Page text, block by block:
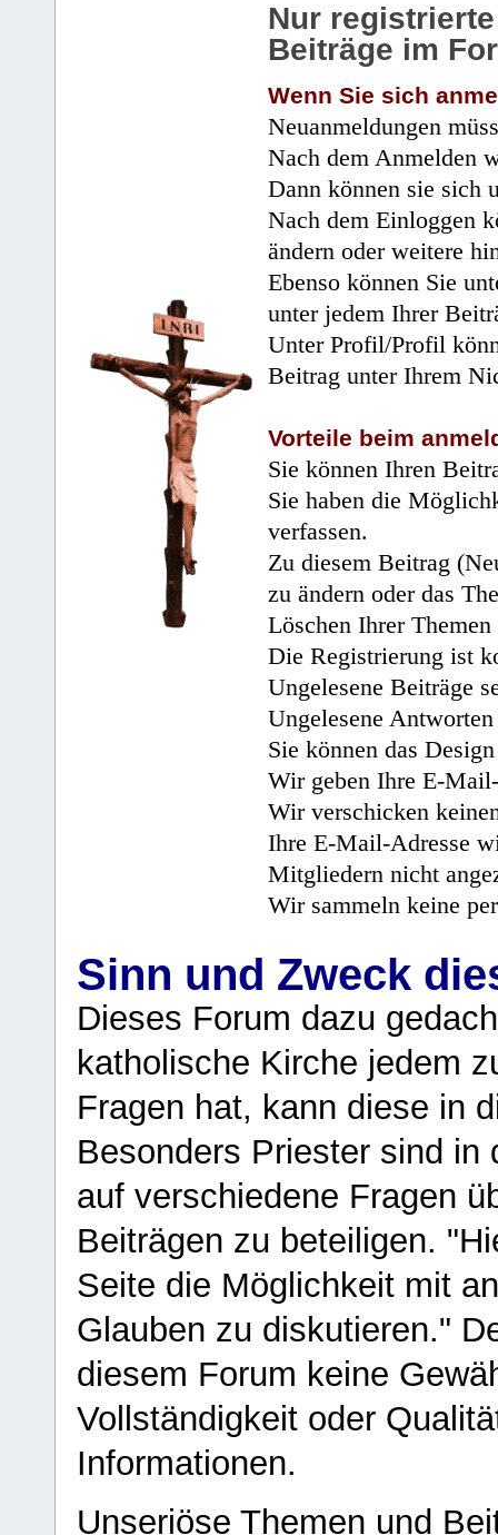
Nur
Beiträge im
Wenn Sie sich
Neuanmeldungen
Nach dem Anmelden
Dann können sie sich
Nach dem Einloggen
ändern oder weitere
Ebenso können Sie
unter jedem Ihrer
Unter Profil/Profil
Beitrag unter Ihrem
Vorteile beim
Sie können Ihren
Sie haben die
verfassen.
Zu diesem Beitrag
zu ändern oder das
Löschen Ihrer
Die Registrierung ist
Ungelesene Beiträge
Ungelesene
Sie können das
Wir geben Ihre E-
Wir verschicken
Ihre E-Mail-Adresse
Mitgliedern nicht
Wir sammeln keine
Sinn und Zweck
Dieses Forum dazu
katholische Kirche jedem
Fragen hat, kann diese in
Besonders Priester sind in
auf verschiedene Fragen
Beiträgen zu beteiligen.
Seite die Möglichkeit mit
Glauben zu diskutieren."
diesem Forum keine
Vollständigkeit oder
Informationen.
Unseriöse Themen und